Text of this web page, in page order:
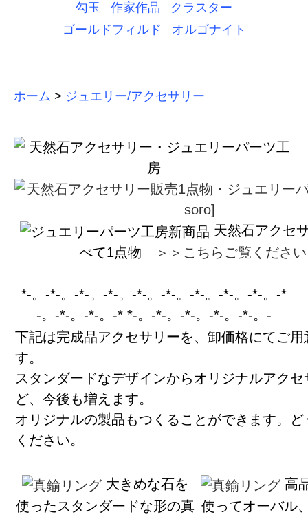
勾玉 作家作品
クラスター
ゴールドフィルド
オルゴナイト
ホーム > ジュエリー/アクセサリー
天然石アクセ
べて1点物
＞＞こちらご覧くださ
*-。-*-。-*-。-*-。-*-。-*-。-*-。-*-。-*-。-*
-。-*-。-*-。-* *-。-*-。-*-。-*-。-*-。-
下記は完成品アクセサリーを、卸価格にてご用
す。
スタンダードなデザインからオリジナルアクセ
ど、今後も増えます。
オリジナルの製品もつくることができます。
ください。
大きめな石を
使ったスタンダードな形の真
高
使ってオーバル